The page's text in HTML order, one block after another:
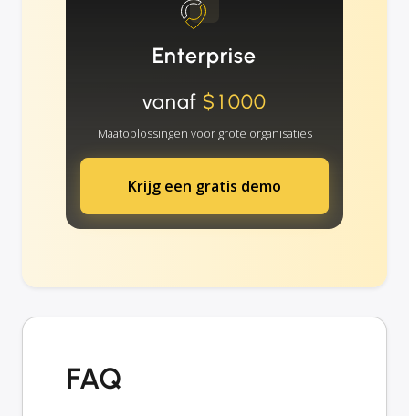
Enterprise
vanaf $1000
Maatoplossingen voor grote organisaties
Krijg een gratis demo
FAQ